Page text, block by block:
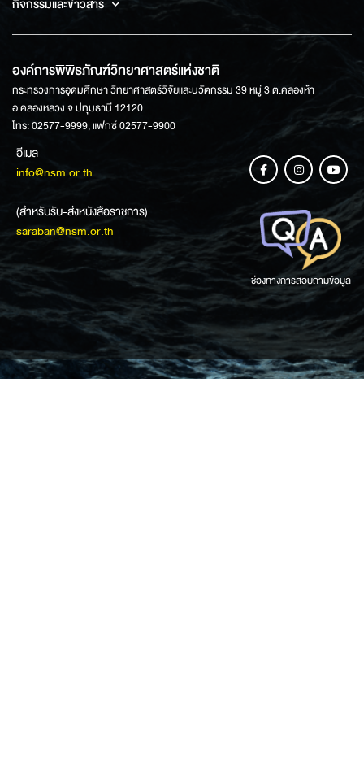
กิจกรรมและข่าวสาร
องค์การพิพิธภัณฑ์วิทยาศาสตร์แห่งชาติ
กระทรวงการอุดมศึกษา วิทยาศาสตร์วิจัยและนวัตกรรม 39 หมู่ 3 ต.คลองห้า
อ.คลองหลวง จ.ปทุมธานี 12120
โทร: 02577-9999, แฟกซ์ 02577-9900
อีเมล
info@nsm.or.th
(สำหรับรับ-ส่งหนังสือราชการ)
saraban@nsm.or.th
ช่องทางการสอบถามข้อมูล